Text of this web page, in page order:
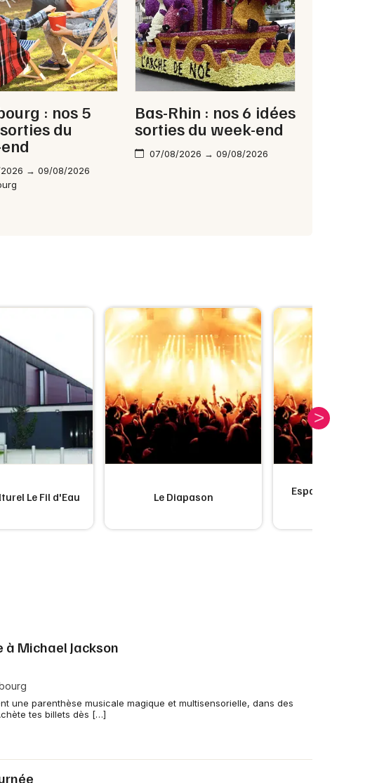
: nos 5
du
→ 09/08/2026
Bas-Rhin : nos 6 idées
sorties du week-end
07/08/2026 → 09/08/2026
Le Fil d'Eau Le Diapason
Espace Culturel
Michael Jackson
une parenthèse musicale magique et multisensorielle, dans des
tes billets dès […]